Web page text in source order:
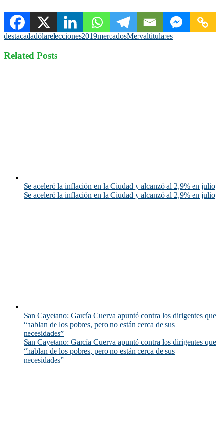
destacadadólarelecciones2019mercadosMervaltitulares
Related Posts
Se aceleró la inflación en la Ciudad y alcanzó al 2,9% en julio
Se aceleró la inflación en la Ciudad y alcanzó al 2,9% en julio
San Cayetano: García Cuerva apuntó contra los dirigentes que
“hablan de los pobres, pero no están cerca de sus
necesidades”
San Cayetano: García Cuerva apuntó contra los dirigentes que
“hablan de los pobres, pero no están cerca de sus
necesidades”